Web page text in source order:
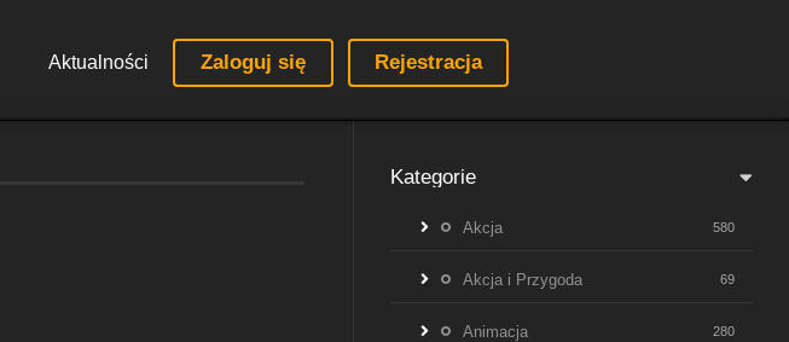
Aktualności Zaloguj się Rejestracja
Kategorie
Akcja 580
Akcja i Przygoda 69
Animacja 280